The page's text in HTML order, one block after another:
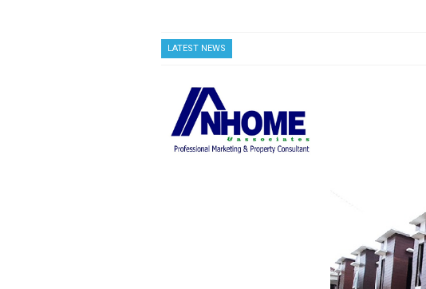
LATEST NEWS